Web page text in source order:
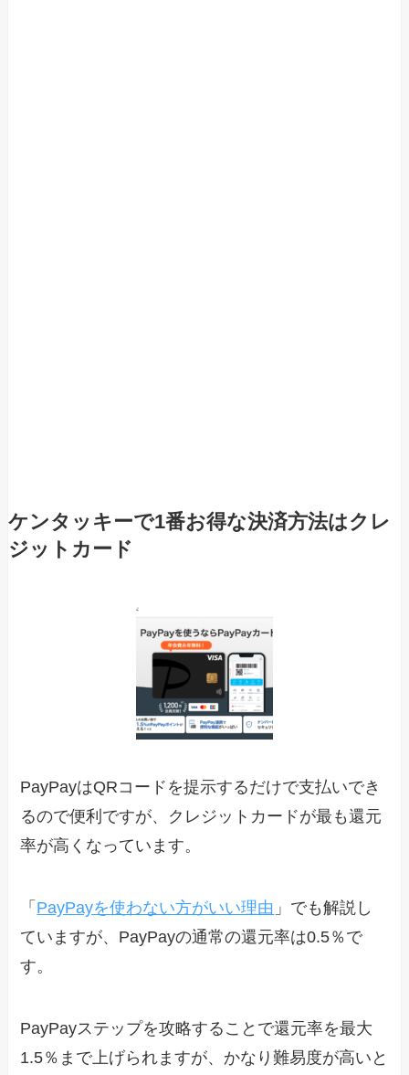
ケンタッキーで1番お得な決済方法はクレ
ジットカード
PayPayはQRコードを提示するだけで支払いでき
るので便利ですが、クレジットカードが最も還元
率が高くなっています。
「 PayPayを使わない方がいい理由 」でも解説し
ていますが、PayPayの通常の還元率は0.5％で
す。
PayPayステップを攻略することで還元率を最大
1.5％まで上げられますが、かなり難易度が高いと